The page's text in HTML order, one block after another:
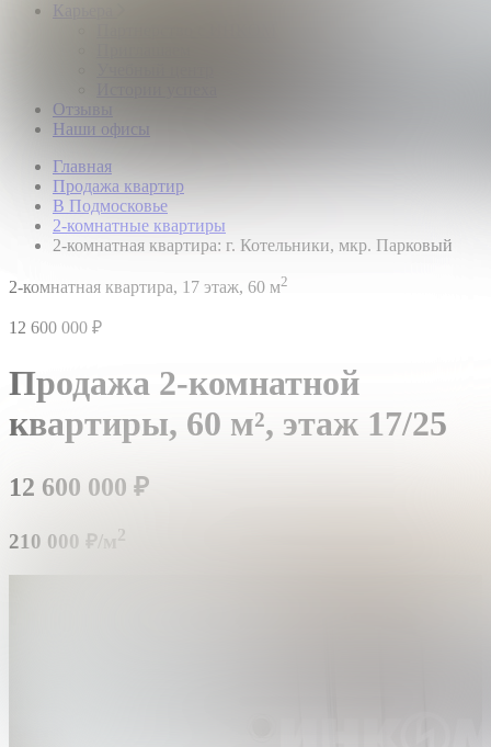
Карьера
Отзывы
Наши офисы
Главная
Продажа квартир
В Подмосковье
2-комнатные квартиры
2-комнатная квартира: г. Котельники, мкр. Парковый
2-комнатная квартира, 17 этаж, 60 м2
12 600 000 ₽
Продажа 2-комнатной
квартиры, 60 м², этаж 17/25
12 600 000 ₽
210 000 ₽/м 2